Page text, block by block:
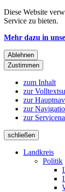
Diese Website
Service zu bieten.
Mehr dazu in
Ablehnen
Zustimmen
zum Inhalt
zur
zur
zur
zur
schließen
Landkreis
Politik